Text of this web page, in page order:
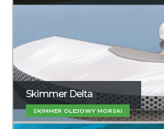
Skimmer Delta
SKIMMER OLEJOWY MORSKI